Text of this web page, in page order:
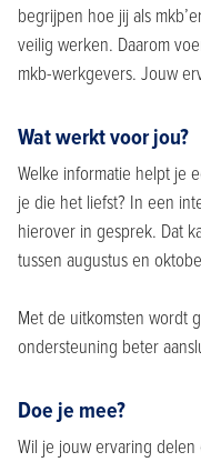
begrijpen hoe jij als
veilig werken. Daarom
mkb-werkgevers. Jouw
Wat werkt voor jou?
Welke informatie helpt je
je die het liefst? In een
hierover in gesprek. Dat
tussen augustus en
Met de uitkomsten wordt
ondersteuning beter
Doe je mee?
Wil je jouw ervaring